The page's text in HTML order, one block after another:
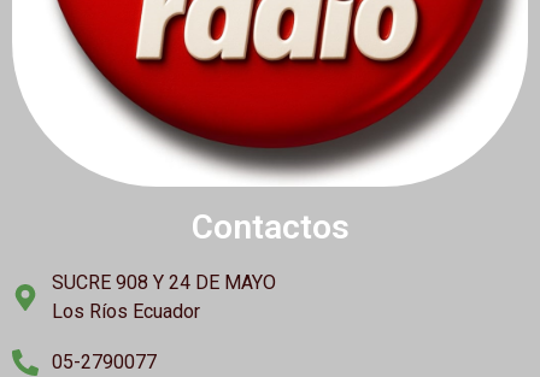
Contactos
SUCRE 908 Y 24 DE MAYO
Los Ríos Ecuador
05-2790077